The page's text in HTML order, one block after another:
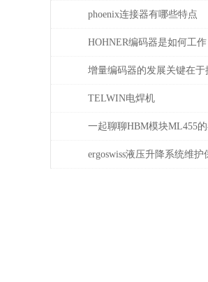
需注意这几点
phoenix连接器有哪些特点
HOHNER编码器是如何工作
的，有哪些类型？
增量编码器的发展关键在于
升质量
TELWIN电焊机
维护保养与易损件更换周期
一起聊聊HBM模块ML455
偿问题
ergoswiss液压升降系统维护